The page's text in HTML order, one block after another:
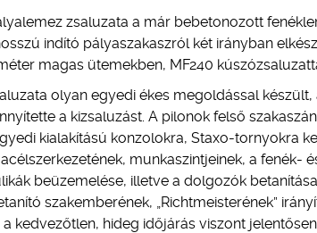
zsaluzata a már bebetonozott
indító pályaszakaszról két irányban
magas ütemekben, MF240
olyan egyedi ékes megoldással
a kizsaluzást. A pilonok felső
kialakítású konzolokra, Staxo-tornyokra
munkaszintjeinek, a fenék-
beüzemelése, illetve a dolgozók
szakemberének, „Richtmeisterének”
kedvezőtlen, hideg időjárás viszont